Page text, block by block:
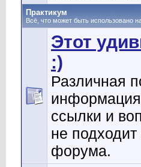
Практикум
Всё, что может быть использовано
Этот
:)
Различная
ссылки и
не
форума.